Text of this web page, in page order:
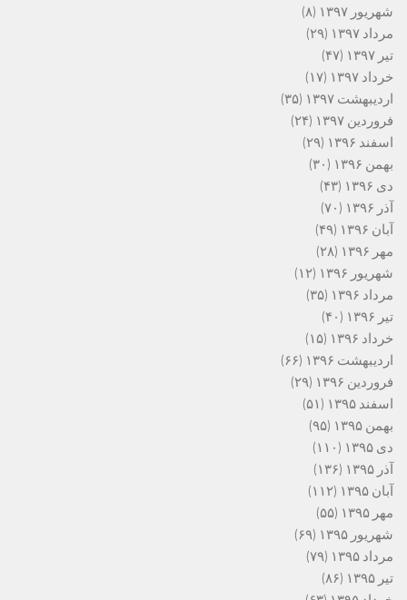
شهریور ۱۳۹۷
(۸)
مرداد ۱۳۹۷
(۲۹)
تیر ۱۳۹۷
(۴۷)
خرداد ۱۳۹۷
(۱۷)
اردیبهشت ۱۳۹۷
(۳۵)
فروردین ۱۳۹۷
(۲۴)
اسفند ۱۳۹۶
(۲۹)
بهمن ۱۳۹۶
(۳۰)
دی ۱۳۹۶
(۴۳)
آذر ۱۳۹۶
(۷۰)
آبان ۱۳۹۶
(۴۹)
مهر ۱۳۹۶
(۲۸)
شهریور ۱۳۹۶
(۱۲)
مرداد ۱۳۹۶
(۳۵)
تیر ۱۳۹۶
(۴۰)
خرداد ۱۳۹۶
(۱۵)
اردیبهشت ۱۳۹۶
(۶۶)
فروردین ۱۳۹۶
(۲۹)
اسفند ۱۳۹۵
(۵۱)
بهمن ۱۳۹۵
(۹۵)
دی ۱۳۹۵
(۱۱۰)
آذر ۱۳۹۵
(۱۳۶)
آبان ۱۳۹۵
(۱۱۲)
مهر ۱۳۹۵
(۵۵)
شهریور ۱۳۹۵
(۶۹)
مرداد ۱۳۹۵
(۷۹)
تیر ۱۳۹۵
(۸۶)